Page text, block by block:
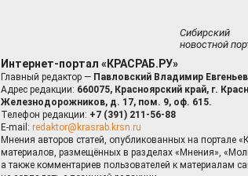
Сибирский
новостной
Интернет-портал «КРАСРАБ.РУ»
Главный редактор — Павловский Владимир
Адрес редакции: 660075, Красноярский край, г.
Железнодорожников, д. 17, пом. 9, оф. 615.
Телефон редакции: +7 (391) 211-56-88
E-mail: redaktor@krasrab.krsn.ru
Мнения авторов статей, опубликованных на портале
материалов, размещённых в разделах «Мнения»,
а также комментариев пользователей к материалам